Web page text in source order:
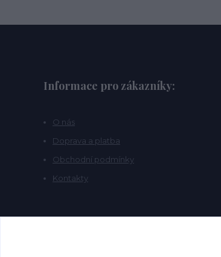
Informace pro zákazníky:
O nás
Doprava a platba
Obchodní podmínky
Kontakty